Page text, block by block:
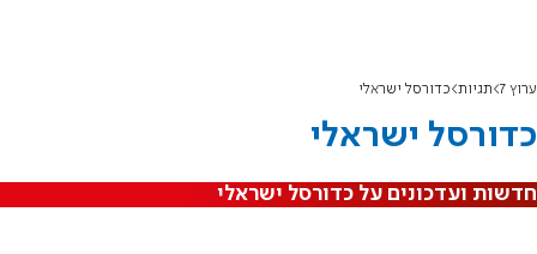
ערוץ 7 תגיות כדורסל ישראלי
כדורסל ישראלי
חדשות ועדכונים על כדורסל ישראלי